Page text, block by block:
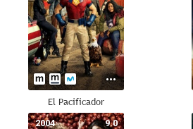
El Pacificador
9.0
2004